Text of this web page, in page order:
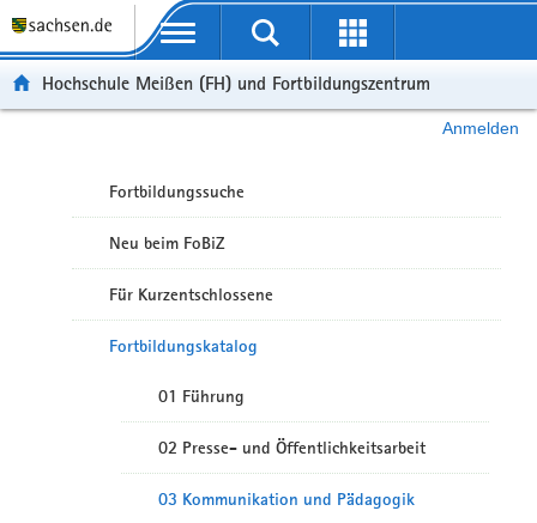
Portalübergreifende Navigation
Hochschule Meißen (FH) und Fortbildungszentrum
Anmelden
Fortbildungssuche
Neu beim FoBiZ
Für Kurzentschlossene
Fortbildungskatalog
01 Führung
02 Presse- und Öffentlichkeitsarbeit
03 Kommunikation und Pädagogik